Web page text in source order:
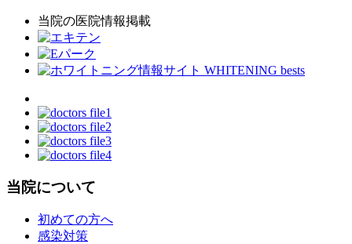
当院の医院情報掲載
当院について
初めての方へ
感染対策